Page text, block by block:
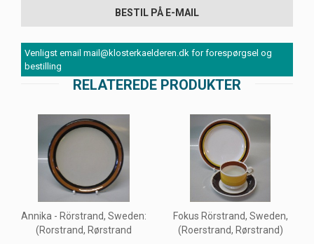
BESTIL PÅ E-MAIL
Venligst email mail@klosterkaelderen.dk for forespørgsel og
bestilling
RELATEREDE PRODUKTER
Annika - Rörstrand, Sweden:
(Rorstrand, Rørstrand
Fokus Rörstrand, Sweden,
(Roerstrand, Rørstrand)